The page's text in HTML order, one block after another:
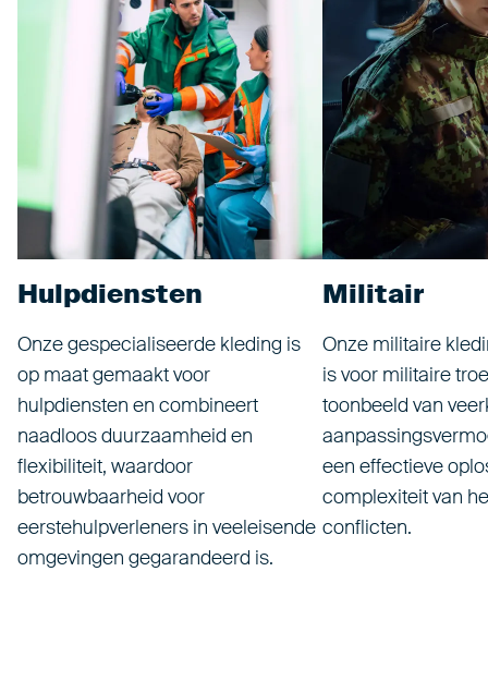
Hulpdiensten
Onze gespecialiseerde kleding is
op maat gemaakt voor
hulpdiensten en combineert
naadloos duurzaamheid en
flexibiliteit, waardoor
betrouwbaarheid voor
eerstehulpverleners in veeleisende
omgevingen gegarandeerd is.
Militair
Onze militaire
is voor militaire
toonbeeld van
een effectieve
complexiteit van
conflicten.